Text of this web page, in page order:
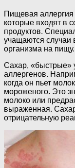
Пищевая аллергия
которые входят в
продуктов.
учащаются случаи
организма на пищу.
Сахар, «быстрые»
аллергенов.
когда он пьет
мороженого. Это
молоко или
выраженная.
отрицательную